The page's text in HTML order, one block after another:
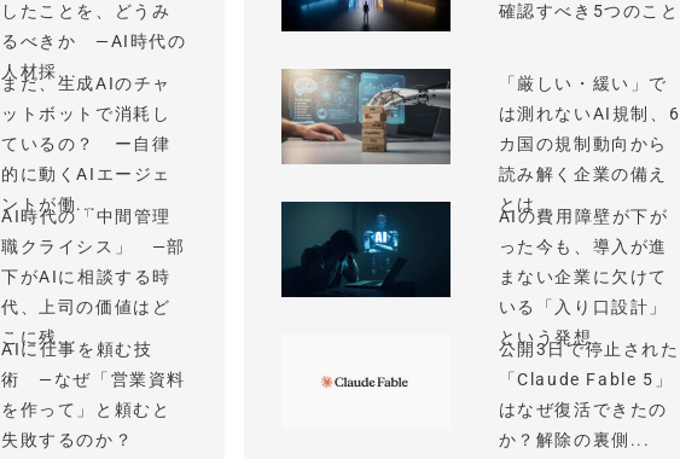
したことを、どうみ
るべきか —AI時代の
人材採...
まだ、生成AIのチャ
ットボットで消耗し
ているの？ ー自律
的に動くAIエージェ
ントが働...
AI時代の「中間管理
職クライシス」 —部
下がAIに相談する時
代、上司の価値はど
こに残...
AIに仕事を頼む技
術 —なぜ「営業資料
を作って」と頼むと
失敗するのか？
確認すべき5つのこと
「厳しい・緩い」で
は測れないAI規制、6
カ国の規制動向から
読み解く企業の備え
とは
AIの費用障壁が下が
った今も、導入が進
まない企業に欠けて
いる「入り口設計」
という発想
公開3日で停止された
「Claude Fable 5」
はなぜ復活できたの
か？解除の裏側...